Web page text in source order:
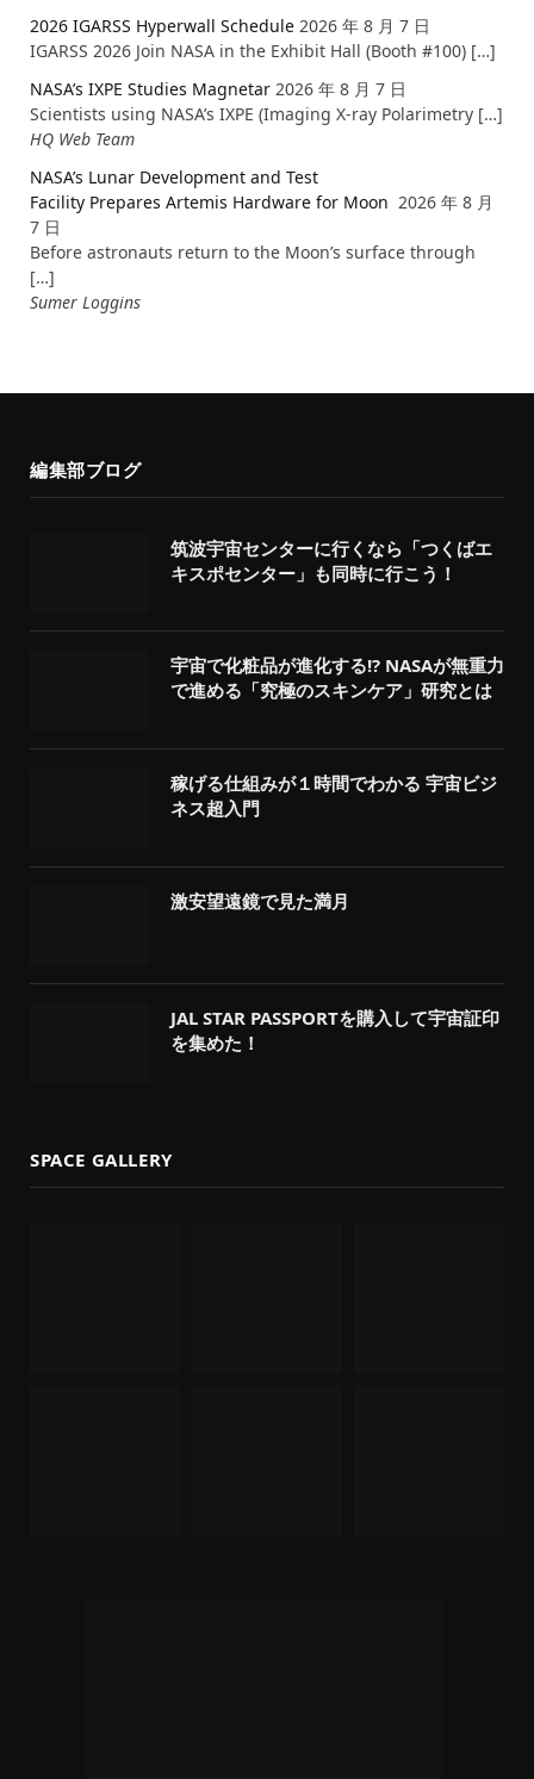
2026 IGARSS Hyperwall Schedule 2026 年 8 月 7 日
IGARSS 2026 Join NASA in the Exhibit Hall (Booth #100) […]
NASA’s IXPE Studies Magnetar 2026 年 8 月 7 日
Scientists using NASA’s IXPE (Imaging X-ray Polarimetry […]
HQ Web Team
NASA’s Lunar Development and Test
Facility Prepares Artemis Hardware for Moon 2026 年 8 月
7 日
Before astronauts return to the Moon’s surface through
[…]
Sumer Loggins
編集部ブログ
筑波宇宙センターに行くなら「つくばエ
キスポセンター」も同時に行こう！
宇宙で化粧品が進化する!? NASAが無重力
で進める「究極のスキンケア」研究とは
稼げる仕組みが１時間でわかる 宇宙ビジ
ネス超入門
激安望遠鏡で見た満月
JAL STAR PASSPORTを購入して宇宙証印
を集めた！
SPACE GALLERY